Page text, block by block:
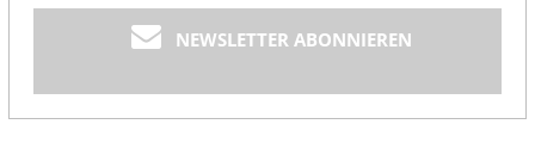
NEWSLETTER ABONNIEREN